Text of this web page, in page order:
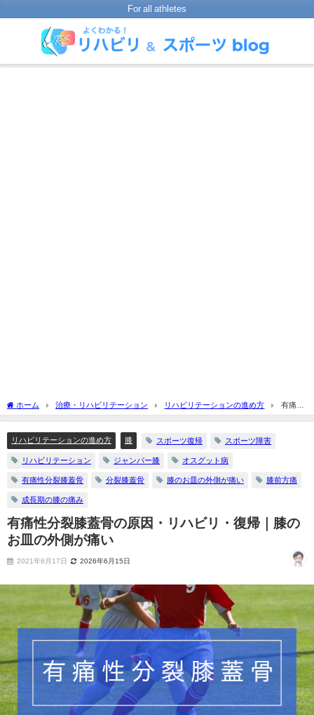
For all athletes
ホーム 治療・リハビリテーション リハビリテーションの進め方
有痛性
分裂膝蓋骨の原因・リハビリ・復帰｜膝のお皿の外側が痛い
リハビリテーションの進め方 膝 スポーツ復帰 スポーツ障害
リハビリテーション ジャンパー膝 オスグット病
有痛性分裂膝蓋骨 分裂膝蓋骨 膝のお皿の外側が痛い 膝前方痛
成長期の膝の痛み
有痛性分裂膝蓋骨の原因・リハビリ・復帰｜膝の
お皿の外側が痛い
2021年6月17日 2026年6月15日